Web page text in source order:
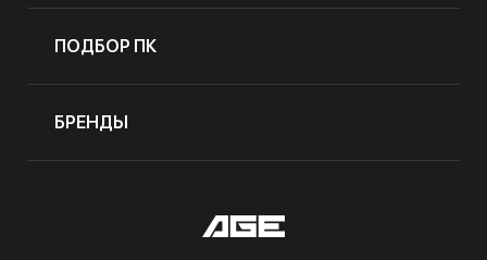
ПОДБОР ПК
БРЕНДЫ